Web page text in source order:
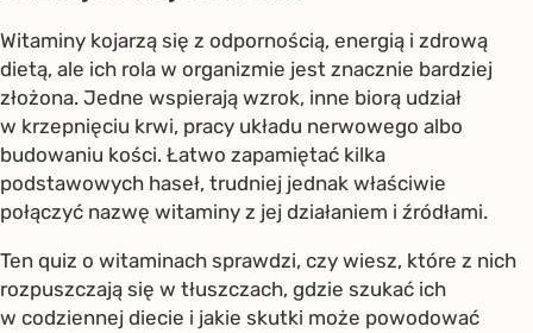
Witaminy kojarzą się z odpornością, energią i zdrową
dietą, ale ich rola w organizmie jest znacznie bardziej
złożona. Jedne wspierają wzrok, inne biorą udział
w krzepnięciu krwi, pracy układu nerwowego albo
budowaniu kości. Łatwo zapamiętać kilka
podstawowych haseł, trudniej jednak właściwie
połączyć nazwę witaminy z jej działaniem i źródłami.
Ten quiz o witaminach sprawdzi, czy wiesz, które z nich
rozpuszczają się w tłuszczach, gdzie szukać ich
w codziennej diecie i jakie skutki może powodować